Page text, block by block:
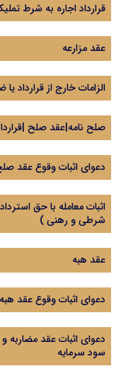
قرارداد اجاره به شرط
عقد مزارعه
الزامات خارج از قرارداد
صلح نامه|عقد صلح
دعوای اثبات وقوع عقد
اثبات معامله با حق
شرطی و رهنی )‌
عقد هبه
دعوای اثبات وقوع عقد
دعوای اثبات عقد مضاربه
سود سرمایه